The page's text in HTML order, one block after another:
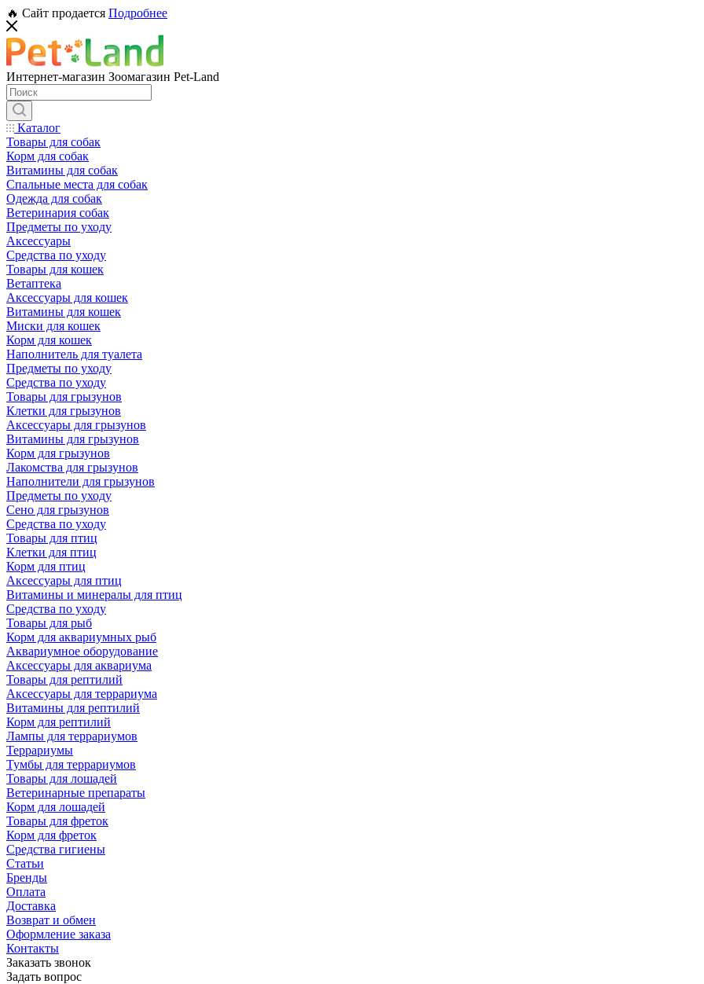
🔥 Сайт продается Подробнее
Интернет-магазин Зоомагазин Pet-Land
Каталог
Товары для собак
Корм для собак
Витамины для собак
Спальные места для собак
Одежда для собак
Ветеринария собак
Предметы по уходу
Аксессуары
Средства по уходу
Товары для кошек
Ветаптека
Аксессуары для кошек
Витамины для кошек
Миски для кошек
Корм для кошек
Наполнитель для туалета
Предметы по уходу
Средства по уходу
Товары для грызунов
Клетки для грызунов
Аксессуары для грызунов
Витамины для грызунов
Корм для грызунов
Лакомства для грызунов
Наполнители для грызунов
Предметы по уходу
Сено для грызунов
Средства по уходу
Товары для птиц
Клетки для птиц
Корм для птиц
Аксессуары для птиц
Витамины и минералы для птиц
Средства по уходу
Товары для рыб
Корм для аквариумных рыб
Аквариумное оборудование
Аксессуары для аквариума
Товары для рептилий
Аксессуары для террариума
Витамины для рептилий
Корм для рептилий
Лампы для террариумов
Террариумы
Тумбы для террариумов
Товары для лошадей
Ветеринарные препараты
Корм для лошадей
Товары для фреток
Корм для фреток
Средства гигиены
Статьи
Бренды
Оплата
Доставка
Возврат и обмен
Оформление заказа
Контакты
Заказать звонок
Задать вопрос